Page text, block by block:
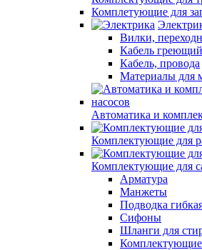
Комплетующие для
Вилки,
Кабель греющий
Кабель, провода
Материалы для
Автоматика и
Комплектующие для
Комплектующие для
Арматура
Манжеты
Подводка
Сифоны
Шланги для
Комплектующие